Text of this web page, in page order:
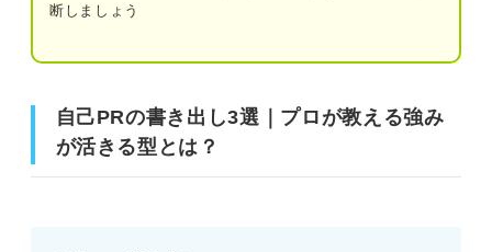
自己PRの書き出しの注意点
ネガティブな表現は避ける
断しましょう
自己PRの書き出し3選｜プロが教える強み
が活きる型とは？
②主体性
③チャレンジ精神